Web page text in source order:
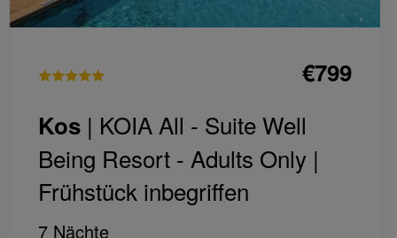
€799
Kos | KOIA All - Suite Well
Being Resort - Adults Only |
Frühstück inbegriffen
7 Nächte